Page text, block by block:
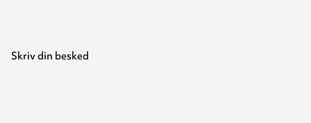
Skriv din besked